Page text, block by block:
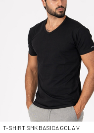
T-SHIRT SMK BASICA GOLA V